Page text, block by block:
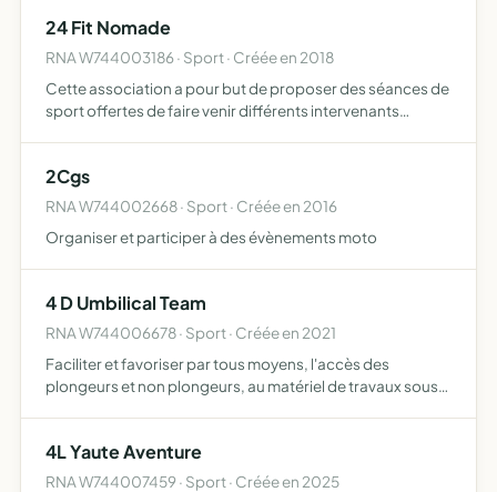
24 Fit Nomade
RNA W744003186 · Sport · Créée en 2018
Cette association a pour but de proposer des séances de
sport offertes de faire venir différents intervenants
2Cgs
RNA W744002668 · Sport · Créée en 2016
Organiser et participer à des évènements moto
4 D Umbilical Team
RNA W744006678 · Sport · Créée en 2021
Faciliter et favoriser par tous moyens, l'accès des
plongeurs et non plongeurs, au matériel de travaux sous-
4L Yaute Aventure
RNA W744007459 · Sport · Créée en 2025